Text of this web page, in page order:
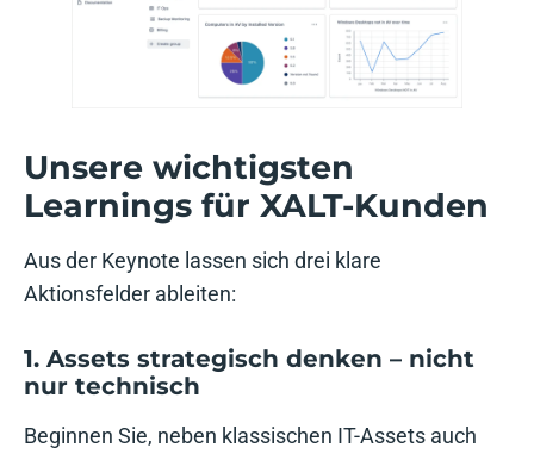
Unsere wichtigsten
Learnings für XALT-Kunden
Aus der Keynote lassen sich drei klare
Aktionsfelder ableiten:
1. Assets strategisch denken – nicht
nur technisch
Beginnen Sie, neben klassischen IT-Assets auch